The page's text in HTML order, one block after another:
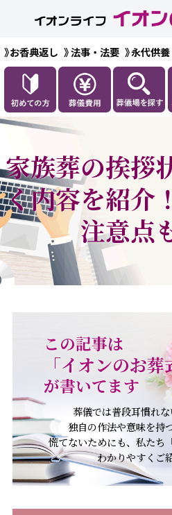
お香典返し 法事・法要 永代供
家族葬の挨拶
く内容を紹介
注意点
この記事は
「イオンのお
が書いてます
葬儀では普段耳慣れ
独自の作法や意味を持
慌てないためにも、私たち
わかりやすくご